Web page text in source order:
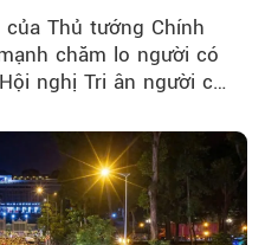
Thủ tướng Chính
chăm lo người có
nghị Tri ân người có